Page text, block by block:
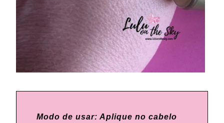
Modo de usar: Aplique no cabelo